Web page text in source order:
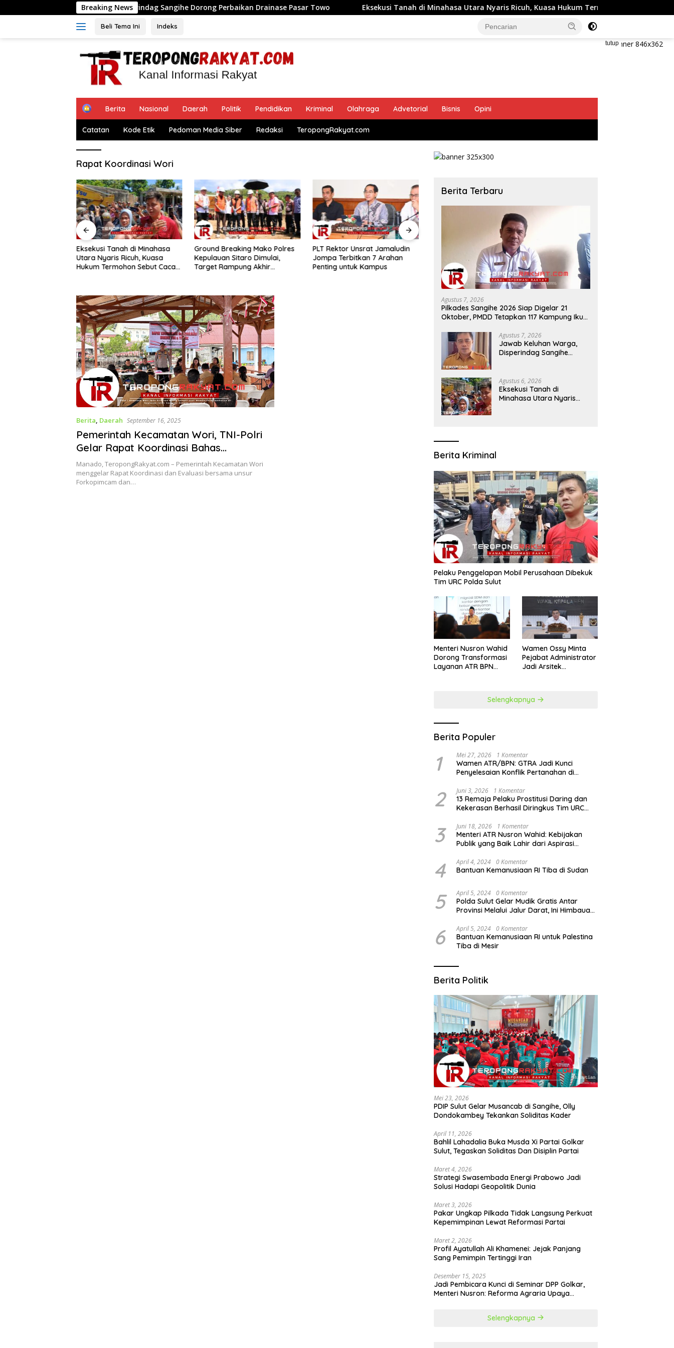
ke
Breaking News
Keluhan Warga, Disperindag Sangihe Dorong Perbaikan Drainase Pasar Towo Eksekusi Tanah di Minahasa Utara Nyaris Ricuh, Kuasa Hukum Termohon Sebut Cacat Hukum!
Beli Tema Ini Indeks
tutup
H
m
e
Berita Nasional Daerah Politik Pendidikan Kriminal Olahraga Advetorial Bisnis Opini
Catatan Kode Etik Pedoman Media Siber Redaksi TeropongRakyat.com
Rapat Koordinasi Wori
Termohon Sebut Cacat
Ground Breaking Mako Polres
Kepulauan Sitaro Dimulai,
Target Rampung Akhir
​PLT Rektor Unsrat Jamaludin
Jompa Terbitkan 7 Arahan
Penting untuk Kampus
Ditreskrimum Polda Sulut
Luncurkan Teknologi Face
Recognition Perkuat
DPRD dan Pemkab Sangihe
Mulai Bahas KUA-PPAS 2027,
Proyeksi Pendapatan Rp699
Miliar
Akademisi Unsrat Minta BPMS
GMIM Fokus pada Agenda
Gereja dan Dukung
Hukum
Berita Daerah September 16, 2025
Pemerintah Kecamatan Wori, TNI-Polri
Gelar Rapat Koordinasi Bahas
Kamtibmas dan Stunting
Manado, TeropongRakyat.com – Pemerintah Kecamatan Wori
menggelar Rapat Koordinasi dan Evaluasi bersama unsur
Forkopimcam dan…
Berita Terbaru
Agustus 7, 2026
Pilkades Sangihe 2026 Siap Digelar 21
Oktober, PMDD Tetapkan 117 Kampung Ikut
Agustus 7, 2026
Jawab Keluhan Warga,
Disperindag Sangihe
Agustus 6, 2026
Eksekusi Tanah di
Minahasa Utara Nyaris
Berita Kriminal
​Pelaku Penggelapan Mobil Perusahaan Dibekuk
Tim URC Polda Sulut
​Menteri Nusron Wahid
Dorong Transformasi
Layanan ATR BPN
Wamen Ossy Minta
Pejabat Administrator
Jadi Arsitek
Selengkapnya
Berita Populer
1 Mei 27, 2026 1 Komentar
Wamen ATR/BPN: GTRA Jadi Kunci
Penyelesaian Konflik Pertanahan di
2 Juni 3, 2026 1 Komentar
13 Remaja Pelaku Prostitusi Daring dan
Kekerasan Berhasil Diringkus Tim URC
3 Juni 18, 2026 1 Komentar
Menteri ATR Nusron Wahid: Kebijakan
Publik yang Baik Lahir dari Aspirasi
4 April 4, 2024 0 Komentar
Bantuan Kemanusiaan RI Tiba di Sudan
5 April 5, 2024 0 Komentar
Polda Sulut Gelar Mudik Gratis Antar
Provinsi Melalui Jalur Darat, Ini Himbauan
6 April 5, 2024 0 Komentar
Bantuan Kemanusiaan RI untuk Palestina
Tiba di Mesir
Berita Politik
Mei 23, 2026
PDIP Sulut Gelar Musancab di Sangihe, Olly
Dondokambey Tekankan Soliditas Kader
April 11, 2026
Bahlil Lahadalia Buka Musda Xi Partai Golkar
Sulut, Tegaskan Soliditas Dan Disiplin Partai
Maret 4, 2026
Strategi Swasembada Energi Prabowo Jadi
Solusi Hadapi Geopolitik Dunia
Maret 3, 2026
Pakar Ungkap Pilkada Tidak Langsung Perkuat
Kepemimpinan Lewat Reformasi Partai
Maret 2, 2026
Profil Ayatullah Ali Khamenei: Jejak Panjang
Sang Pemimpin Tertinggi Iran
Desember 15, 2025
Jadi Pembicara Kunci di Seminar DPP Golkar,
Menteri Nusron: Reforma Agraria Upaya
Selengkapnya